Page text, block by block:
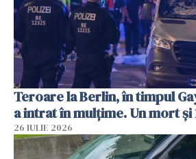
Teroare la Berlin, în timpul
a intrat în mulțime. Un mort și
26 IULIE 2026